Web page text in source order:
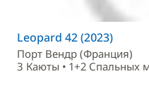
Leopard 42 (2023)
Порт Вендр (Франция)
3 Каюты • 1+2 Спальныx